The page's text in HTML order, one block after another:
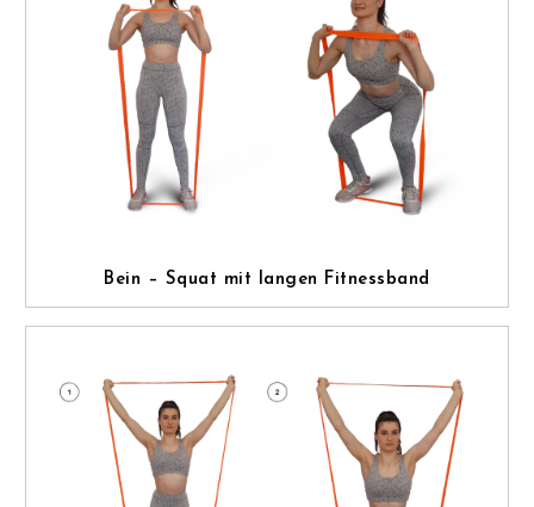
Bein – Squat mit langen Fitnessband